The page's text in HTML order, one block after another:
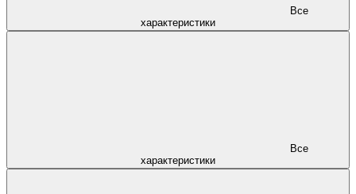
характеристики
характеристики